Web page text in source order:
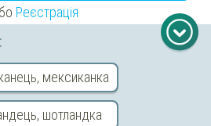
мексиканка
шотландка
Реєстрація
до
теми